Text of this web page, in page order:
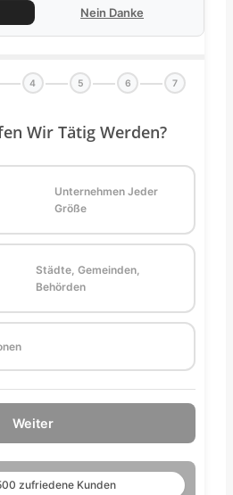
Nein Danke
4 5 6 7
Wir Tätig Werden?
Unternehmen Jeder
Größe
Städte, Gemeinden,
Behörden
Weiter
zufriedene Kunden